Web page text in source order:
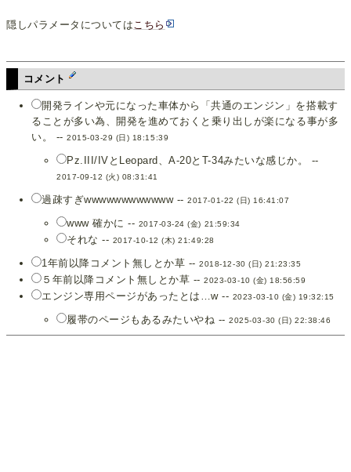
隠しパラメータについては こちら
コメント
開発ラインや元になった車体から「共通のエンジン」を搭載す
ることが多い為、開発を進めておくと乗り出しが楽になる事が多
い。 --2015-03-29 (日) 18:15:39
Pz.III/IVとLeopard、A-20とT-34みたいな感じか。 --
2017-09-12 (火) 08:31:41
過疎すぎwwwwwwwwwwww --2017-01-22 (日) 16:41:07
www 確かに -- 2017-03-24 (金) 21:59:34
それな -- 2017-10-12 (木) 21:49:28
1年前以降コメント無しとか草 --2018-12-30 (日) 21:23:35
５年前以降コメント無しとか草 --2023-03-10 (金) 18:56:59
エンジン専用ページがあったとは…w -- 2023-03-10 (金) 19:32:15
履帯のページもあるみたいやね --2025-03-30 (日) 22:38:46